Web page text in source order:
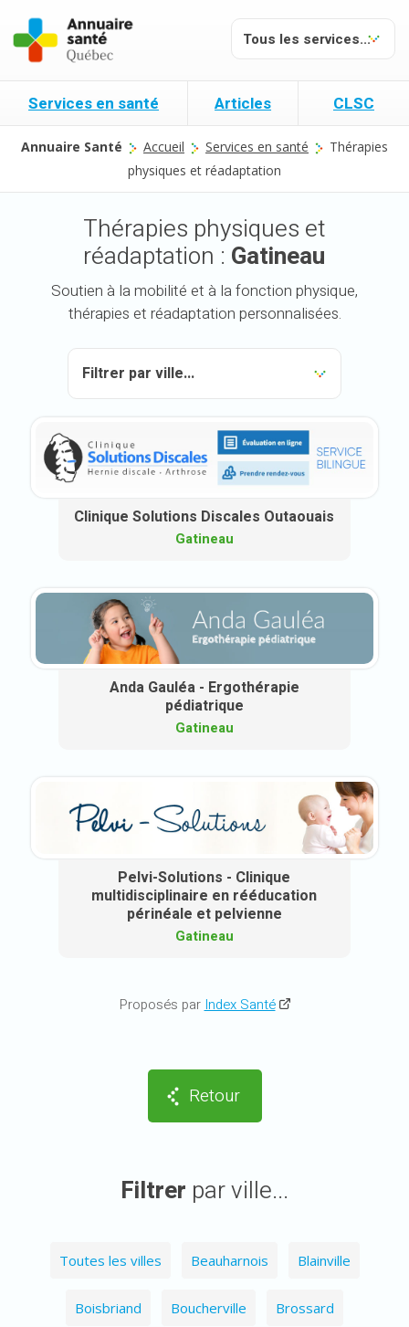
Services en santé Articles CLSC
Annuaire Santé Accueil Services en santé
Thérapies
physiques et réadaptation
Thérapies physiques et
réadaptation : Gatineau
Soutien à la mobilité et à la fonction physique,
thérapies et réadaptation personnalisées.
Clinique Solutions Discales Outaouais
Gatineau
Anda Gauléa - Ergothérapie
pédiatrique
Gatineau
Pelvi-Solutions - Clinique
multidisciplinaire en rééducation
périnéale et pelvienne
Gatineau
Proposés par Index Santé
Retour
Filtrer par ville...
Toutes les villes Beauharnois Blainville
Boisbriand Boucherville Brossard